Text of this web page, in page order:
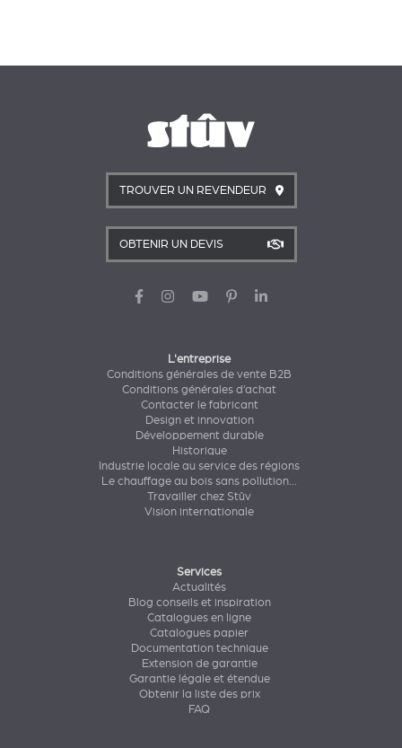
TROUVER UN REVENDEUR
OBTENIR UN DEVIS
L'entreprise
Conditions générales de vente B2B
Conditions générales d’achat
Contacter le fabricant
Design et innovation
Développement durable
Historique
Industrie locale au service des régions
Le chauffage au bois sans pollution...
Travailler chez Stûv
Vision internationale
Services
Actualités
Blog conseils et inspiration
Catalogues en ligne
Catalogues papier
Documentation technique
Extension de garantie
Garantie légale et étendue
Obtenir la liste des prix
FAQ